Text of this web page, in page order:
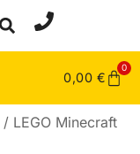
0,00 €
0
/ LEGO Minecraft